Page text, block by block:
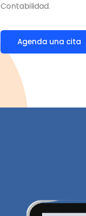
Contabilidad.
Agenda una cita